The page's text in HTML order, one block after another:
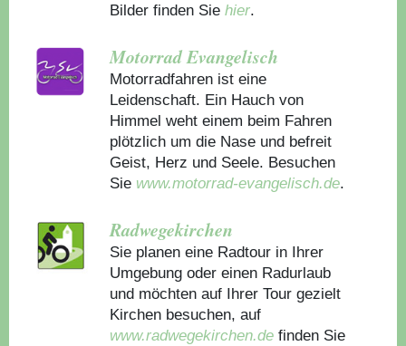
Bilder finden Sie hier.
Motorrad Evangelisch
Motorradfahren ist eine
Leidenschaft. Ein Hauch von
Himmel weht einem beim Fahren
plötzlich um die Nase und befreit
Geist, Herz und Seele. Besuchen
Sie www.motorrad-evangelisch.de.
Radwegekirchen
Sie planen eine Radtour in Ihrer
Umgebung oder einen Radurlaub
und möchten auf Ihrer Tour gezielt
Kirchen besuchen, auf
www.radwegekirchen.de finden Sie